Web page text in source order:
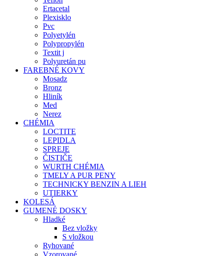
Ertacetal
Plexisklo
Pvc
Polyetylén
Polypropylén
Textit j
Polyuretán pu
FAREBNÉ KOVY
Mosadz
Bronz
Hliník
Med
Nerez
CHÉMIA
LOCTITE
LEPIDLA
SPREJE
ČISTIČE
WURTH CHÉMIA
TMELY A PUR PENY
TECHNICKY BENZIN A LIEH
UTIERKY
KOLESÁ
GUMENÉ DOSKY
Hladké
Bez vložky
S vložkou
Ryhované
Vzorované